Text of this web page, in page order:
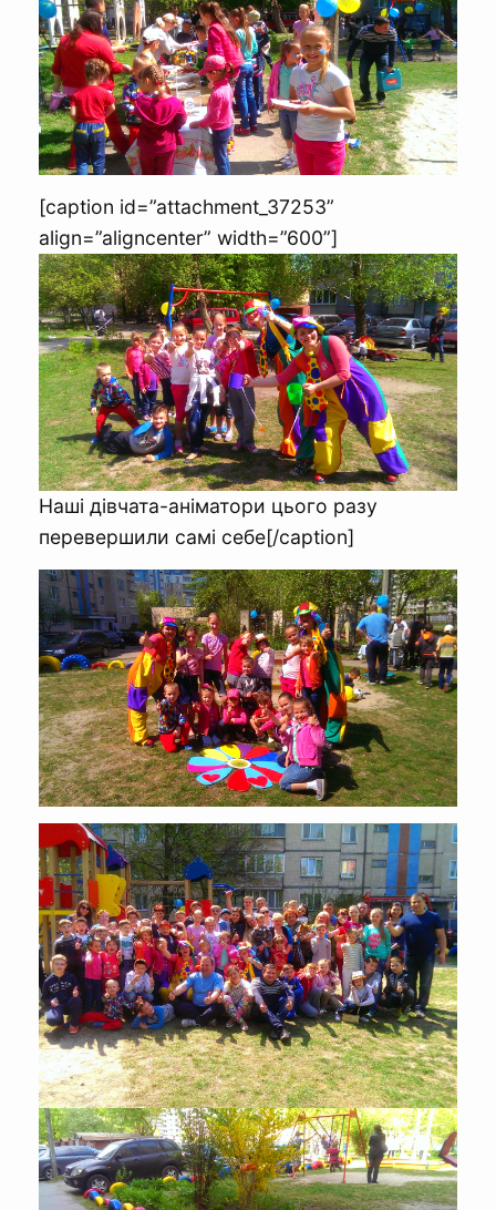
[caption id=”attachment_37253”
align=”aligncenter” width=”600”]
Наші дівчата-аніматори цього разу
перевершили самі себе[/caption]